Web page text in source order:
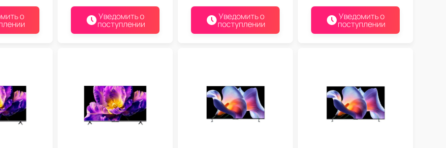
о Уведомить о
поступлении
Уведомить о
поступлении
Уведомить о
поступлении